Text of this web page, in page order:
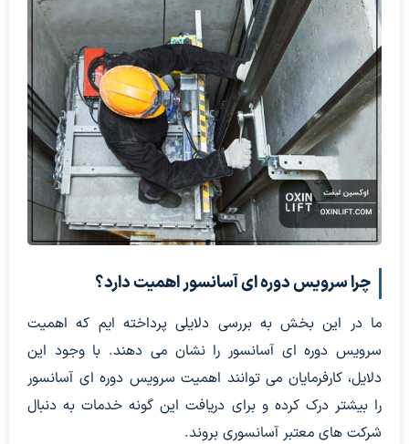
چرا سرویس دوره ای آسانسور اهمیت دارد؟
ما در این بخش به بررسی دلایلی پرداخته ایم که اهمیت
سرویس دوره ای آسانسور را نشان می دهند. با وجود این
دلایل، کارفرمایان می توانند اهمیت سرویس دوره ای آسانسور
را بیشتر درک کرده و برای دریافت این گونه خدمات به دنبال
شرکت های معتبر آسانسوری بروند.